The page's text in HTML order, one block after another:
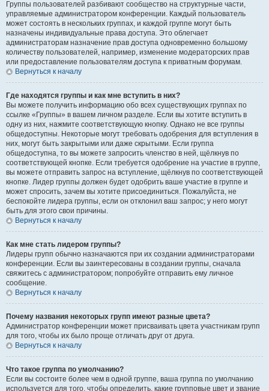
Группы пользователей разбивают сообщество на структурные части,
управляемые администратором конференции. Каждый пользователь
может состоять в нескольких группах, и каждой группе могут быть
назначены индивидуальные права доступа. Это облегчает
администраторам назначение прав доступа одновременно большому
количеству пользователей, например, изменение модераторских прав
или предоставление пользователям доступа к приватным форумам.
Вернуться к началу
Где находятся группы и как мне вступить в них?
Вы можете получить информацию обо всех существующих группах по
ссылке «Группы» в вашем личном разделе. Если вы хотите вступить в
одну из них, нажмите соответствующую кнопку. Однако не все группы
общедоступны. Некоторые могут требовать одобрения для вступления в
них, могут быть закрытыми или даже скрытыми. Если группа
общедоступна, то вы можете запросить членство в ней, щёлкнув по
соответствующей кнопке. Если требуется одобрение на участие в группе,
вы можете отправить запрос на вступление, щёлкнув по соответствующей
кнопке. Лидер группы должен будет одобрить ваше участие в группе и
может спросить, зачем вы хотите присоединиться. Пожалуйста, не
беспокойте лидера группы, если он отклонил ваш запрос; у него могут
быть для этого свои причины.
Вернуться к началу
Как мне стать лидером группы?
Лидеры групп обычно назначаются при их создании администраторами
конференции. Если вы заинтересованы в создании группы, сначала
свяжитесь с администратором; попробуйте отправить ему личное
сообщение.
Вернуться к началу
Почему названия некоторых групп имеют разные цвета?
Администратор конференции может присваивать цвета участникам групп
для того, чтобы их было проще отличать друг от друга.
Вернуться к началу
Что такое группа по умолчанию?
Если вы состоите более чем в одной группе, ваша группа по умолчанию
используется для того, чтобы определить, какие групповые цвет и звание